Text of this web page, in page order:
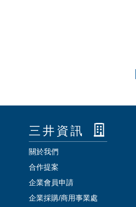
三井資訊
關於我們
合作提案
企業會員申請
企業採購/商用事業處